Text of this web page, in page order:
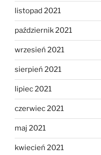
listopad 2021
październik 2021
wrzesień 2021
sierpień 2021
lipiec 2021
czerwiec 2021
maj 2021
kwiecień 2021